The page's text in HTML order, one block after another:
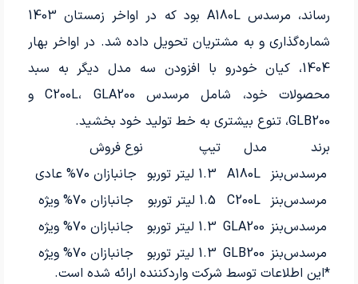
رساند، مرسدس A180L بود که در اواخر زمستان 1403
شماره‌گذاری و به مشتریان تحویل داده شد. در اواخر بهار
1404، کیان خودرو با افزودن سه مدل دیگر به سبد
محصولات خود، شامل مرسدس C200L، GLA200 و
GLB200، تنوع بیشتری به خط تولید خود بخشید.
برند
مدل تیپ
نوع فروش
مرسدس‌بنز A180L 1.3 لیتر توربو
جانبازان 70% عادی
مرسدس‌بنز C200L 1.5 لیتر توربو
جانبازان 70% ویژه
مرسدس‌بنز GLA200 1.3 لیتر توربو
جانبازان 70% ویژه
مرسدس‌بنز GLB200 1.3 لیتر توربو
جانبازان 70% ویژه
*این اطلاعات توسط شرکت واردکننده ارائه شده است.